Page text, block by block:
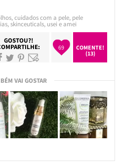
,cuidados com a pele, pele
,skinceuticals, usei e amei
GOSTOU?!
69
COMENTE!
(13)
VAI GOSTAR